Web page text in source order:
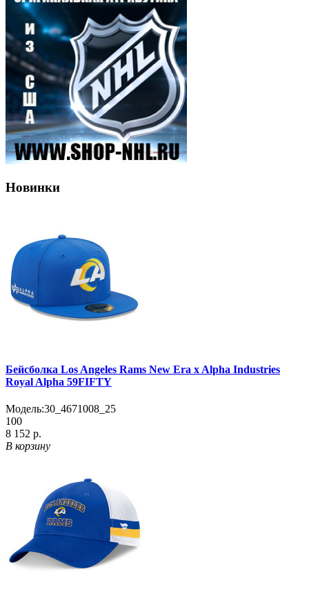
Новинки
Бейсболка Los Angeles Rams New Era x Alpha Industries
Royal Alpha 59FIFTY
Модель:30_4671008_25
100
8 152 р.
В корзину